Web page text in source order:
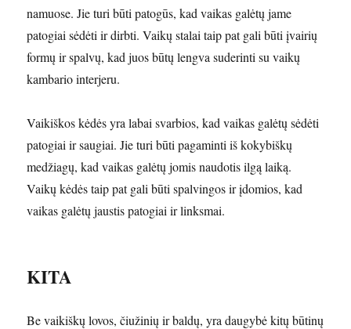
namuose. Jie turi būti patogūs, kad vaikas galėtų jame
patogiai sėdėti ir dirbti. Vaikų stalai taip pat gali būti įvairių
formų ir spalvų, kad juos būtų lengva suderinti su vaikų
kambario interjeru.
Vaikiškos kėdės yra labai svarbios, kad vaikas galėtų sėdėti
patogiai ir saugiai. Jie turi būti pagaminti iš kokybiškų
medžiagų, kad vaikas galėtų jomis naudotis ilgą laiką.
Vaikų kėdės taip pat gali būti spalvingos ir įdomios, kad
vaikas galėtų jaustis patogiai ir linksmai.
KITA
Be vaikiškų lovos, čiužinių ir baldų, yra daugybė kitų būtinų